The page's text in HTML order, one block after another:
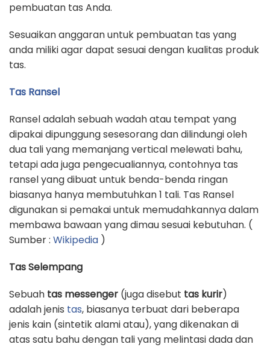
pembuatan tas Anda.
Sesuaikan anggaran untuk pembuatan tas yang
anda miliki agar dapat sesuai dengan kualitas produk
tas.
Tas Ransel
Ransel adalah sebuah wadah atau tempat yang
dipakai dipunggung sesesorang dan dilindungi oleh
dua tali yang memanjang vertical melewati bahu,
tetapi ada juga pengecualiannya, contohnya tas
ransel yang dibuat untuk benda-benda ringan
biasanya hanya membutuhkan 1 tali. Tas Ransel
digunakan si pemakai untuk memudahkannya dalam
membawa bawaan yang dimau sesuai kebutuhan. (
Sumber : Wikipedia )
Tas Selempang
Sebuah tas messenger (juga disebut tas kurir)
adalah jenis tas, biasanya terbuat dari beberapa
jenis kain (sintetik alami atau), yang dikenakan di
atas satu bahu dengan tali yang melintasi dada dan